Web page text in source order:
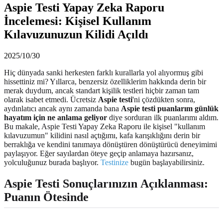
Aspie Testi Yapay Zeka Raporu
İncelemesi: Kişisel Kullanım
Kılavuzunuzun Kilidi Açıldı
2025/10/30
Hiç dünyada sanki herkesten farklı kurallarla yol alıyormuş gibi
hissettiniz mi? Yıllarca, benzersiz özelliklerim hakkında derin bir
merak duydum, ancak standart kişilik testleri hiçbir zaman tam
olarak isabet etmedi. Ücretsiz Aspie testi'ni çözdükten sonra,
aydınlatıcı ancak aynı zamanda bana Aspie testi puanlarım günlük
hayatım için ne anlama geliyor diye sorduran ilk puanlarımı aldım.
Bu makale, Aspie Testi Yapay Zeka Raporu ile kişisel "kullanım
kılavuzumun" kilidini nasıl açtığımı, kafa karışıklığını derin bir
berraklığa ve kendini tanımaya dönüştüren dönüştürücü deneyimimi
paylaşıyor. Eğer sayılardan öteye geçip anlamaya hazırsanız,
yolculuğunuz burada başlıyor. Testinize bugün başlayabilirsiniz.
Aspie Testi Sonuçlarınızın Açıklanması:
Puanın Ötesinde